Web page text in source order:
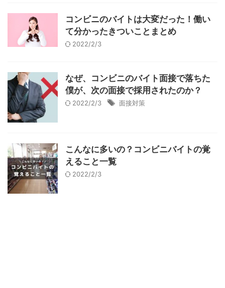
コンビニのバイトは大変だった！働い
て分かったきついことまとめ
2022/2/3
なぜ、コンビニのバイト面接で落ちた
僕が、次の面接で採用されたのか？
2022/2/3 面接対策
こんなに多いの？コンビニバイトの覚
えること一覧
2022/2/3